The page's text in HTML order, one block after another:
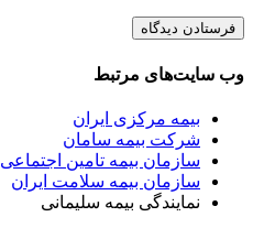
وب سایت‌های مرتبط
بیمه مرکزی ایران
شرکت بیمه سامان
سازمان بیمه تامین اجتماعی
سازمان بیمه سلامت ایران
نمایندگی بیمه سلیمانی